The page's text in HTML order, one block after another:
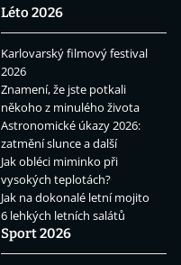
Léto 2026
Karlovarský filmový festival
2026
Znamení, že jste potkali
někoho z minulého života
Astronomické úkazy 2026:
zatmění slunce a další
Jak obléci miminko při
vysokých teplotách?
Jak na dokonalé letní mojito
6 lehkých letních salátů
Sport 2026